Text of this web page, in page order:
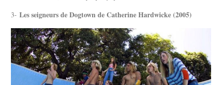
3-Les seigneurs de Dogtown de Catherine Hardwicke (2005)